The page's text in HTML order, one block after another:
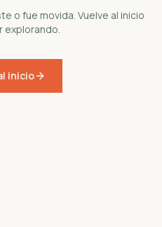
o fue movida. Vuelve al inicio
explorando.
inicio